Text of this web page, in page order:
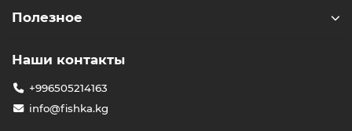
Полезное
Наши контакты
+996505214163
info@fishka.kg